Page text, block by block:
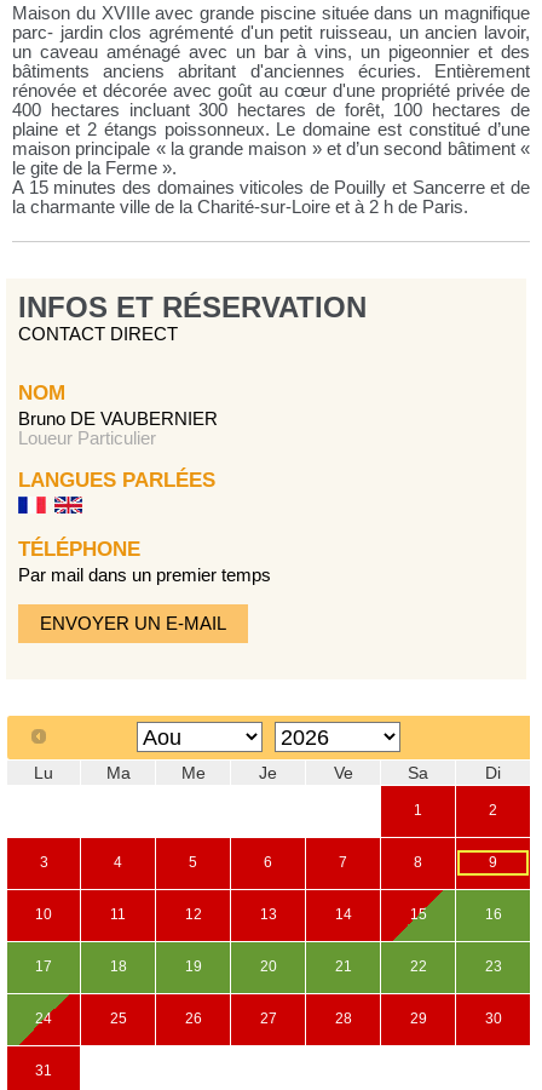
Maison du XVIIIe avec grande piscine située dans un magnifique
parc- jardin clos agrémenté d'un petit ruisseau, un ancien lavoir,
un caveau aménagé avec un bar à vins, un pigeonnier et des
bâtiments anciens abritant d'anciennes écuries. Entièrement
rénovée et décorée avec goût au cœur d'une propriété privée de
400 hectares incluant 300 hectares de forêt, 100 hectares de
plaine et 2 étangs poissonneux. Le domaine est constitué d’une
maison principale « la grande maison » et d’un second bâtiment «
le gite de la Ferme ».
A 15 minutes des domaines viticoles de Pouilly et Sancerre et de
la charmante ville de la Charité-sur-Loire et à 2 h de Paris.
INFOS ET RÉSERVATION
CONTACT DIRECT
NOM
Bruno DE VAUBERNIER
Loueur Particulier
LANGUES PARLÉES
TÉLÉPHONE
Par mail dans un premier temps
ENVOYER UN E-MAIL
Lu Ma Me Je Ve Sa Di
1 2
3 4 5 6 7 8 9
10 11 12 13 14 15 16
17 18 19 20 21 22 23
24 25 26 27 28 29 30
31